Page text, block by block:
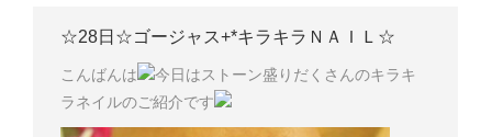
☆28日☆ゴージャス+*キラキラＮＡＩＬ☆
こんばんは
今日はストーン盛りだくさんのキラキ
ラネイルのご紹介です